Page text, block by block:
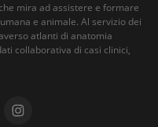
mira ad assistere e formare
e animale. Al servizio dei
atlanti di anatomia
collaborativa di casi clinici,